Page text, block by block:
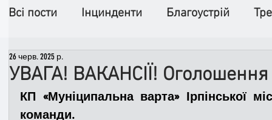
Всі пости Інцинденти Благоустрій
День народження
Спільні заходи
УВАГА! ВАКАНСІЇ! Оголошення
26 черв. 2025 р.
КП «Муніципальна варта» Ірпінської
команди.